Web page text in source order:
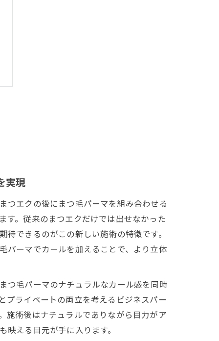
実現
つエクの後にまつ毛パーマを組み合わせる
す。従来のまつエクだけでは出せなかった
できるのがこの新しい施術の特徴です。
パーマでカールを加えることで、より立体
つ毛パーマのナチュラルなカール感を同時
プライベートの両立を考えるビジネスパー
施術後はナチュラルでありながら目力がア
える目元が手に入ります。